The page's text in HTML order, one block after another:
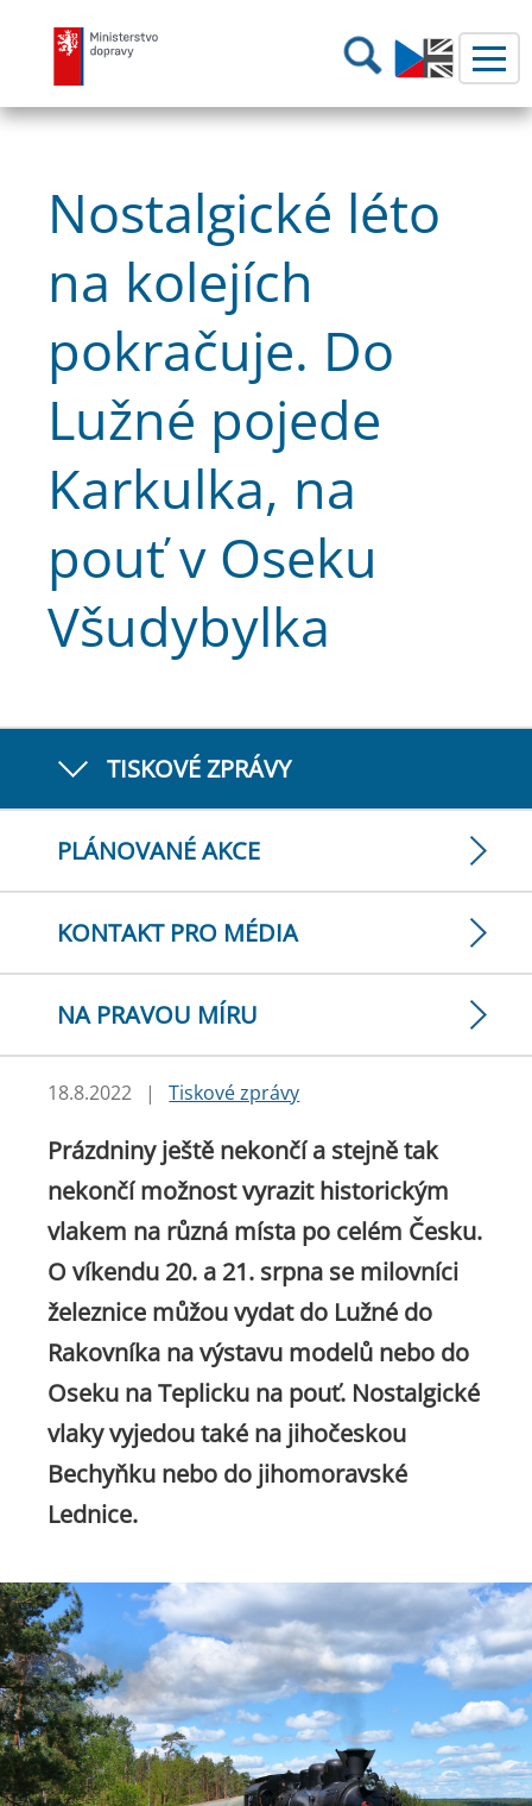
Ministerstvo dopravy Hledání
Nostalgické léto
na kolejích
pokračuje. Do
Lužné pojede
Karkulka, na
pouť v Oseku
Všudybylka
TISKOVÉ ZPRÁVY
PLÁNOVANÉ AKCE
KONTAKT PRO MÉDIA
NA PRAVOU MÍRU
18.8.2022 | Tiskové zprávy
Prázdniny ještě nekončí a stejně tak
nekončí možnost vyrazit historickým
vlakem na různá místa po celém Česku.
O víkendu 20. a 21. srpna se milovníci
železnice můžou vydat do Lužné do
Rakovníka na výstavu modelů nebo do
Oseku na Teplicku na pouť. Nostalgické
vlaky vyjedou také na jihočeskou
Bechyňku nebo do jihomoravské
Lednice.